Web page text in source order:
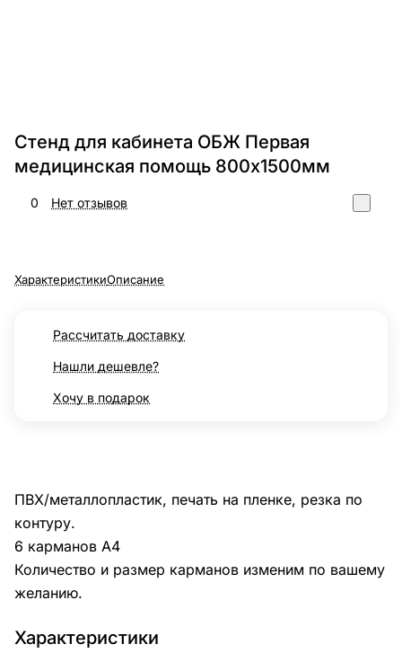
Стенд для кабинета ОБЖ Первая
медицинская помощь 800х1500мм
0 Нет отзывов
ХарактеристикиОписание
Рассчитать доставку
Нашли дешевле?
Хочу в подарок
ПВХ/металлопластик, печать на пленке, резка по
контуру.
6 карманов А4
Количество и размер карманов изменим по вашему
желанию.
Характеристики